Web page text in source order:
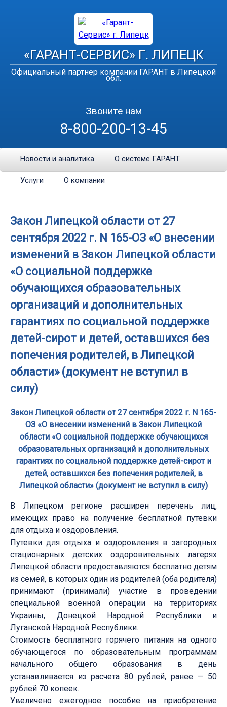
«ГАРАНТ-СЕРВИС» Г. ЛИПЕЦК
Официальный партнер компании ГАРАНТ в Липецкой
обл.
Звоните нам
8-800-200-13-45
Новости и аналитика О системе ГАРАНТ
Услуги О компании
Закон Липецкой области от 27
сентября 2022 г. N 165-ОЗ «О внесении
изменений в Закон Липецкой области
«О социальной поддержке
обучающихся образовательных
организаций и дополнительных
гарантиях по социальной поддержке
детей-сирот и детей, оставшихся без
попечения родителей, в Липецкой
области» (документ не вступил в
силу)
Закон Липецкой области от 27 сентября 2022 г. N 165-
ОЗ «О внесении изменений в Закон Липецкой
области «О социальной поддержке обучающихся
образовательных организаций и дополнительных
гарантиях по социальной поддержке детей-сирот и
детей, оставшихся без попечения родителей, в
Липецкой области» (документ не вступил в силу)
В Липецком регионе расширен перечень лиц,
имеющих право на получение бесплатной путевки
для отдыха и оздоровления.
Путевки для отдыха и оздоровления в загородных
стационарных детских оздоровительных лагерях
Липецкой области предоставляются бесплатно детям
из семей, в которых один из родителей (оба родителя)
принимают (принимали) участие в проведении
специальной военной операции на территориях
Украины, Донецкой Народной Республики и
Луганской Народной Республики.
Стоимость бесплатного горячего питания на одного
обучающегося по образовательным программам
начального общего образования в день
устанавливается из расчета 80 рублей, ранее — 50
рублей 70 копеек.
Увеличено ежегодное пособие на приобретение